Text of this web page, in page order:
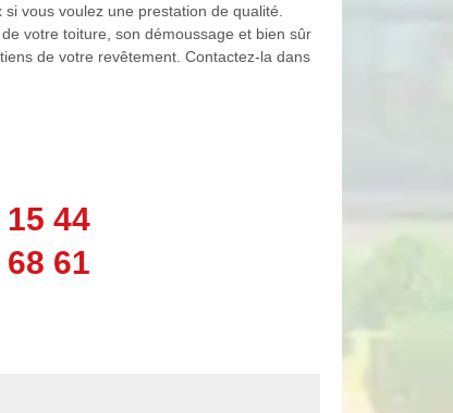
vous voulez une prestation de qualité.
votre toiture, son démoussage et bien sûr
de votre revêtement. Contactez-la dans
15 44
61